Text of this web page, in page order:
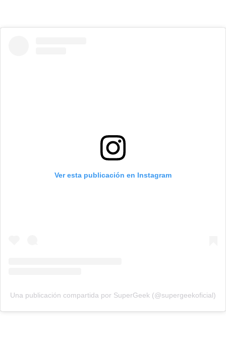
Ver esta publicación en Instagram
Una publicación compartida por SuperGeek (@supergeekoficial)